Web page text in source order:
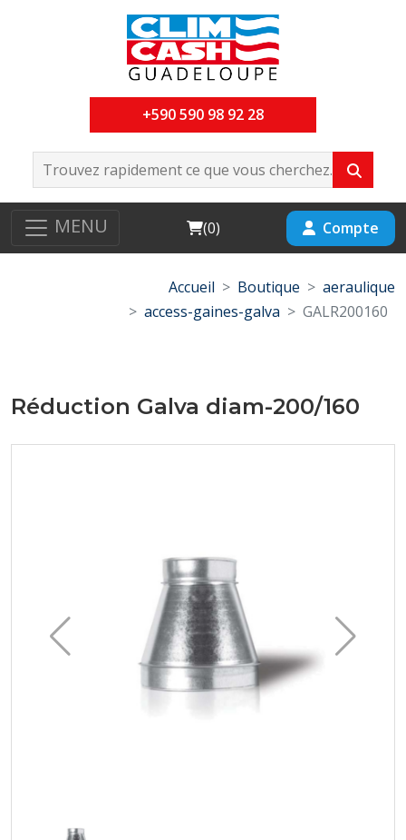
+590 590 98 92 28
MENU Cart
(0) Compte
Accueil Boutique
aeraulique
access-gaines-galva
GALR200160
Réduction Galva diam-200/160